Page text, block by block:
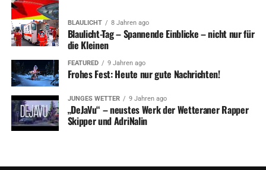
BLAULICHT 8 Jahren ago
Blaulicht-Tag – Spannende Einblicke – nicht nur für
die Kleinen
FEATURED 9 Jahren ago
Frohes Fest: Heute nur gute Nachrichten!
JUNGES WETTER 9 Jahren ago
„DeJaVu“ – neustes Werk der Wetteraner Rapper
Skipper und AdriNalin